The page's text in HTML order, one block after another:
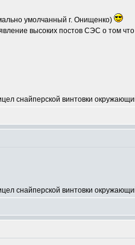
умолчанный г. Онищенко)
высоких постов СЭС о том
снайперской винтовки
снайперской винтовки